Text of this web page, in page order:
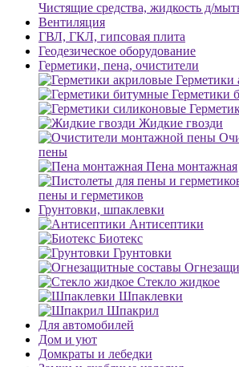
Чистящие средства, жидкость д/
Вентиляция
ГВЛ, ГКЛ, гипсовая плита
Геодезическое оборудование
Герметики, пена, очистители
Герметики
Герметики
Жидкие гвозди
пены
Пена монтажная
пены и герметиков
Грунтовки, шпаклевки
Антисептики
Биотекс
Грунтовки
Стекло жидкое
Шпаклевки
Шпакрил
Для автомобилей
Дом и уют
Домкраты и лебедки